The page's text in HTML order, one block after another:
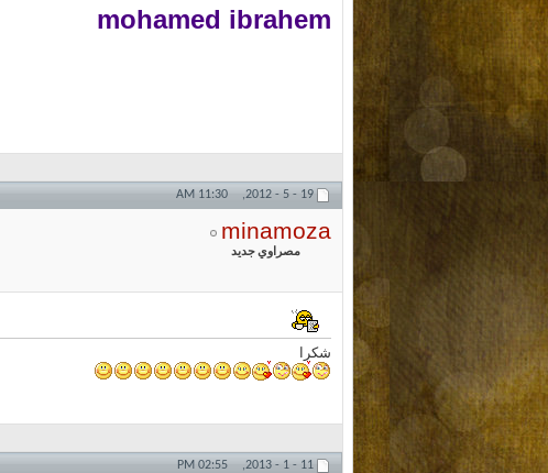
mohamed ibrahem
19 - 5 - 2012,
11:30 AM
minamoza
مصراوي جديد
شكرا
11 - 1 - 2013,
02:55 PM